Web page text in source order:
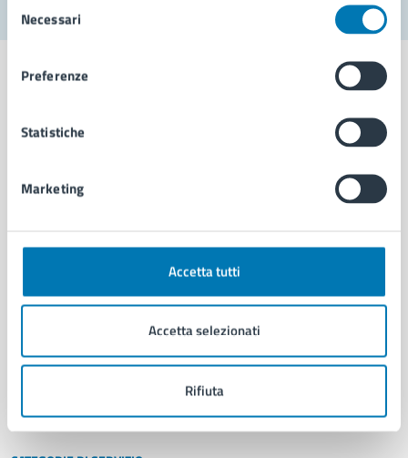
delNecessari
Preferenze
Statistiche
Marketing
Accetta tutti
Accetta selezionati
Rifiuta
Comune di Napoli
AMMINISTRAZIONE
Organi di governo
Enti e fondazioni
Personale amministrativo
Intranet, posta aziendale e protocollo